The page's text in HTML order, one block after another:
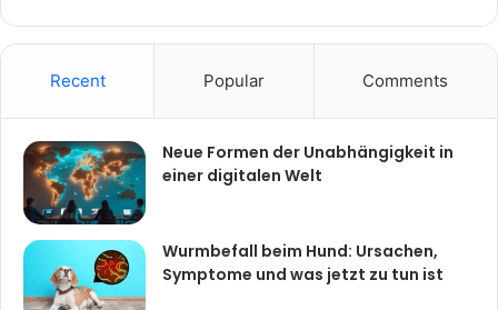
Recent Popular Comments
Neue Formen der Unabhängigkeit in
einer digitalen Welt
Wurmbefall beim Hund: Ursachen,
Symptome und was jetzt zu tun ist